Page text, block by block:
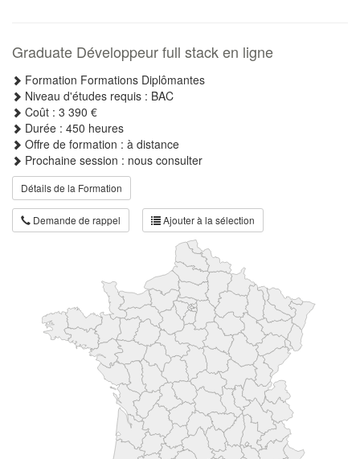
Graduate Développeur full stack en ligne
Formation Formations Diplômantes
Niveau d'études requis : BAC
Coût : 3 390 €
Durée : 450 heures
Offre de formation : à distance
Prochaine session : nous consulter
Détails de la Formation
Demande de rappel Ajouter à la sélection